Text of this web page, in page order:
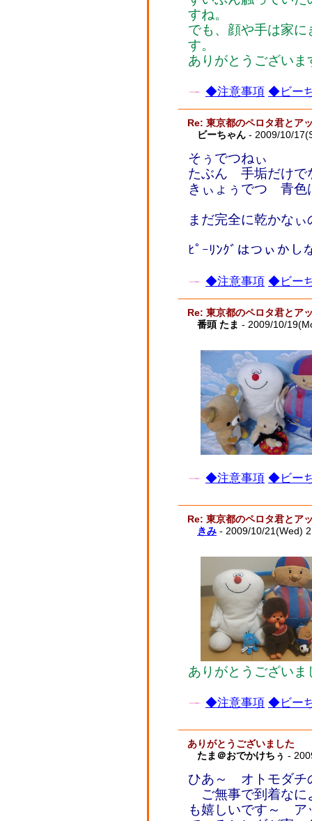
すね。
でも、顔や手は家
す。
ありがとうございま
◆注意事項 ◆ビー
Re: 東京都のペロタ君とア
ビーちゃん - 2009/10/
そぅでつねぃ
たぶん 手垢だけで
きぃょぅでつ 青
まだ完全に乾かな
ﾋﾟｰﾘﾝｸﾞはつぃかし
◆注意事項 ◆ビー
Re: 東京都のペロタ君とア
番頭 たま - 2009/10/
◆注意事項 ◆ビー
Re: 東京都のペロタ君とア
きみ - 2009/10/21(Wed)
ありがとうございま
◆注意事項 ◆ビー
ありがとうございました
たま＠おでかけちぅ -
ひあ～ オトモダチ
ご無事で到着なに
も嬉しいです～ ア